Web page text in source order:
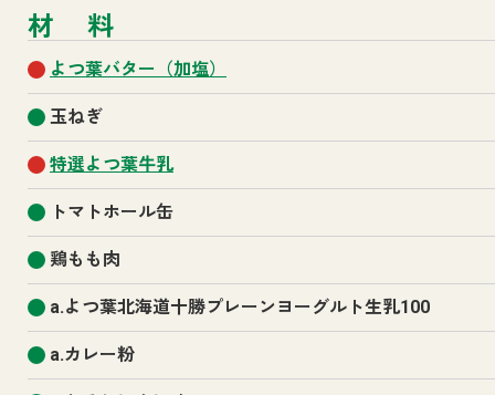
材料
よつ葉バター（加塩）
玉ねぎ
特選よつ葉牛乳
トマトホール缶
鶏もも肉
a.よつ葉北海道十勝プレーンヨーグルト生乳100
a.カレー粉